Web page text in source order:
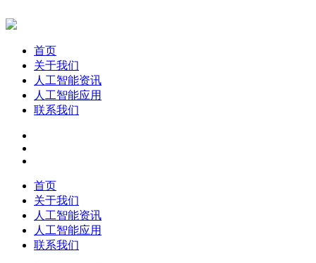
首页
关于我们
人工智能资讯
人工智能应用
联系我们
首页
关于我们
人工智能资讯
人工智能应用
联系我们